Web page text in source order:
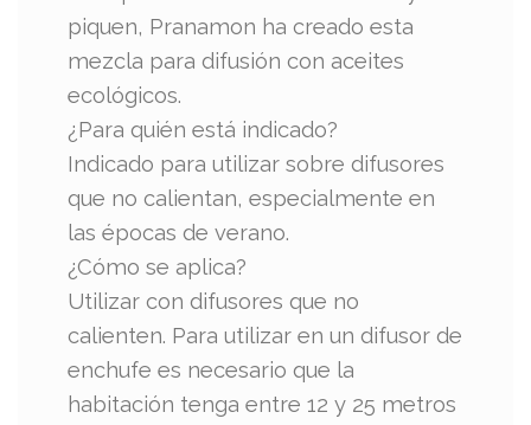
piquen, Pranamon ha creado esta
mezcla para difusión con aceites
ecológicos.
¿Para quién está indicado?
Indicado para utilizar sobre difusores
que no calientan, especialmente en
las épocas de verano.
¿Cómo se aplica?
Utilizar con difusores que no
calienten. Para utilizar en un difusor de
enchufe es necesario que la
habitación tenga entre 12 y 25 metros